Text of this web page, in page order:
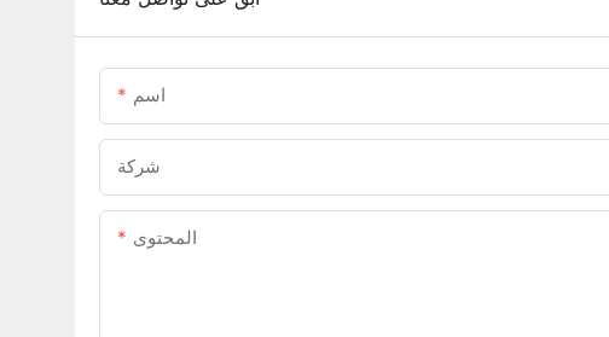
اسم
شركة
المحتوى